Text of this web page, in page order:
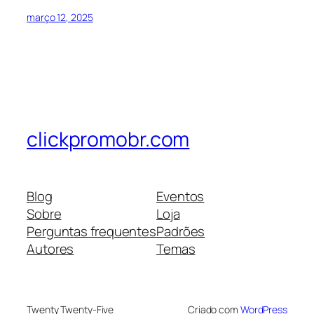
março 12, 2025
clickpromobr.com
Blog
Sobre
Perguntas frequentes
Autores
Eventos
Loja
Padrões
Temas
Twenty Twenty-Five Criado com WordPress